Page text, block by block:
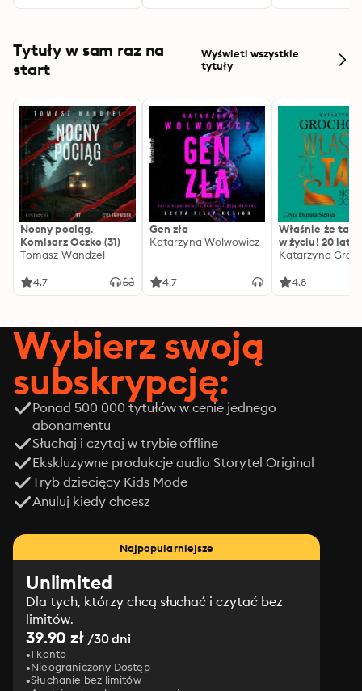
Tytuły w sam raz na
start
Wyświetl wszystkie
tytuły
Nocny pociąg.
Komisarz Oczko (31)
Tomasz Wandzel
4.7
Gen zła
Katarzyna Wolwowicz
4.7
Właśnie że tak!
w życiu! 20 lat
Katarzyna
4.8
Wybierz swoją
subskrypcję:
Ponad 500 000 tytułów w cenie jednego
abonamentu
Słuchaj i czytaj w trybie offline
Ekskluzywne produkcje audio Storytel Original
Tryb dziecięcy Kids Mode
Anuluj kiedy chcesz
Najpopularniejsze
Unlimited
Dla tych, którzy chcą słuchać i czytać bez
limitów.
39.90 zł/30 dni
1 konto
Nieograniczony Dostęp
Słuchanie bez limitów